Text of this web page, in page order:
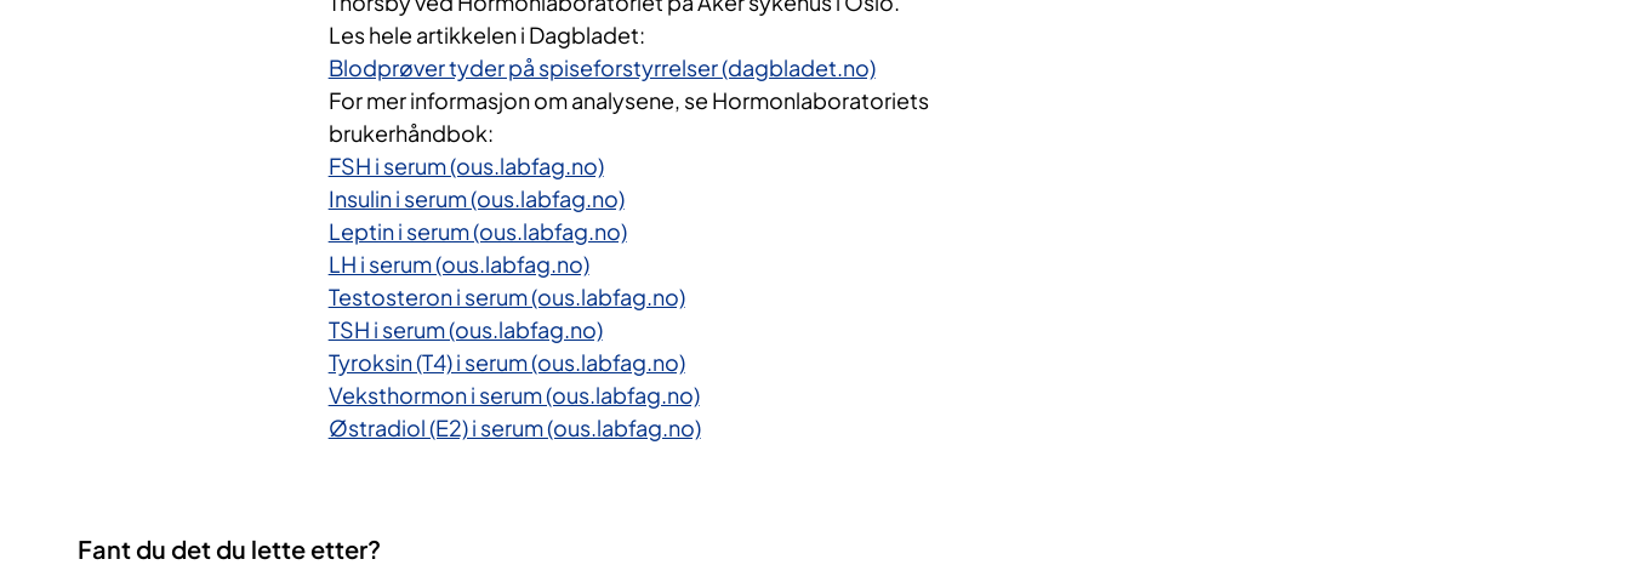
Les hele artikkelen i Dagbladet:
Blodprøver tyder på spiseforstyrrelser (dagbladet.no)
For mer informasjon om analysene, se Hormonlaboratoriets
brukerhåndbok:
FSH i serum (ous.labfag.no)
Insulin i serum (ous.labfag.no)
Leptin i serum (ous.labfag.no)
LH i serum (ous.labfag.no)
Testosteron i serum (ous.labfag.no)
TSH i serum (ous.labfag.no)
Tyroksin (T4) i serum (ous.labfag.no)
Veksthormon i serum (ous.labfag.no)
Østradiol (E2) i serum (ous.labfag.no)
Fant du det du lette etter?